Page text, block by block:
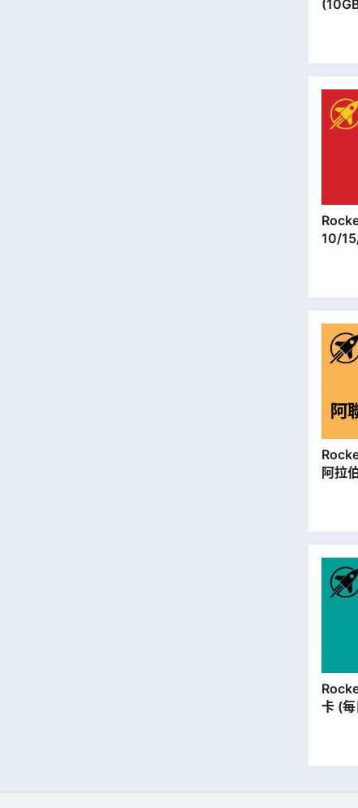
Rocket SIM |
10/
本地
Rocket SIM | 阿
阿拉
本地
Rocket SIM |
卡 (